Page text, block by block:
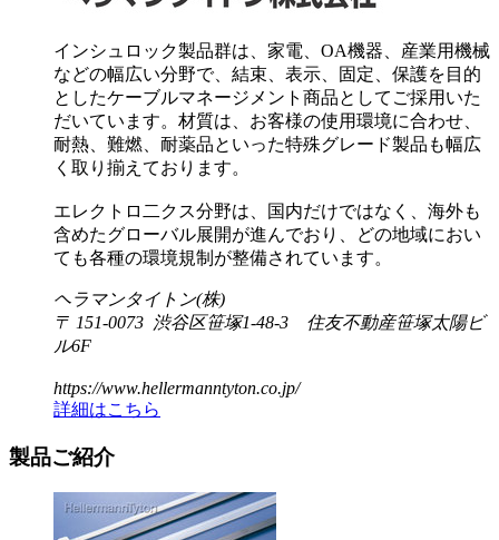
インシュロック製品群は、家電、OA機器、産業用機械
などの幅広い分野で、結束、表示、固定、保護を目的
としたケーブルマネージメント商品としてご採用いた
だいています。材質は、お客様の使用環境に合わせ、
耐熱、難燃、耐薬品といった特殊グレード製品も幅広
く取り揃えております。
エレクトロ二クス分野は、国内だけではなく、海外も
含めたグローバル展開が進んでおり、どの地域におい
ても各種の環境規制が整備されています。
ヘラマンタイトン(株)
〒 151-0073 渋谷区笹塚1-48-3 住友不動産笹塚太陽ビ
ル6F
https://www.hellermanntyton.co.jp/
詳細はこちら
製品ご紹介